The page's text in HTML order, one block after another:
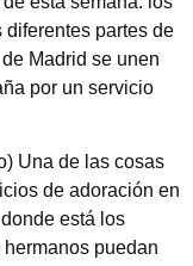
partes de
Madrid se unen
por un servicio
Una de las cosas
de adoración en
está los
puedan